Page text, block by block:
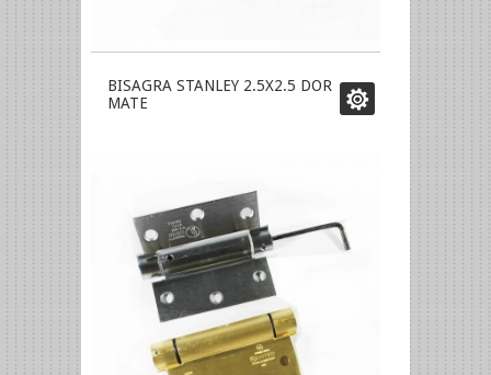
BISAGRA STANLEY 2.5X2.5 DOR
MATE